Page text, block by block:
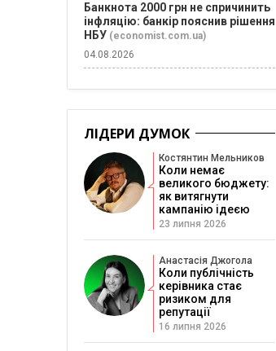
Банкнота 2000 грн не спричинить
інфляцію: банкір пояснив рішення
НБУ (economist.com.ua)
04.08.2026
ЛІДЕРИ ДУМОК
Костянтин Мельников
Коли немає
великого бюджету:
як витягнути
кампанію ідеєю
23 липня 2026
Анастасія Джогола
Коли публічність
керівника стає
ризиком для
репутації
16 липня 2026